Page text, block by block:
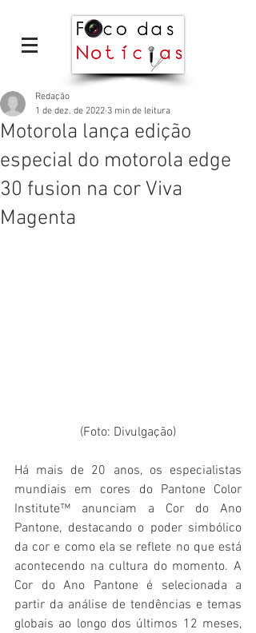
Motorola lança edição
especial do motorola edge
30 fusion na cor Viva
Magenta
Redação
1 de dez. de 2022 3 min de leitura
(Foto: Divulgação)
Há mais de 20 anos, os especialistas
mundiais em cores do Pantone Color
Institute™ anunciam a Cor do Ano
Pantone, destacando o poder simbólico
da cor e como ela se reflete no que está
acontecendo na cultura do momento. A
Cor do Ano Pantone é selecionada a
partir da análise de tendências e temas
globais ao longo dos últimos 12 meses,